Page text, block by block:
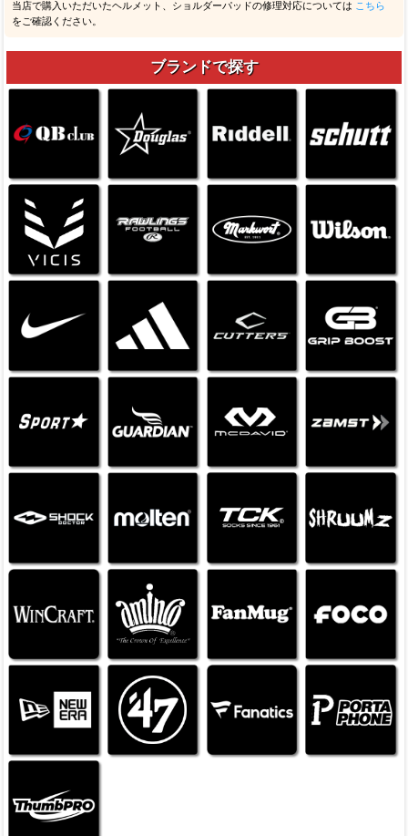
当店で購入いただいたヘルメット、ショルダーパッドの修理対応については こちら
をご確認ください。
ブランドで探す